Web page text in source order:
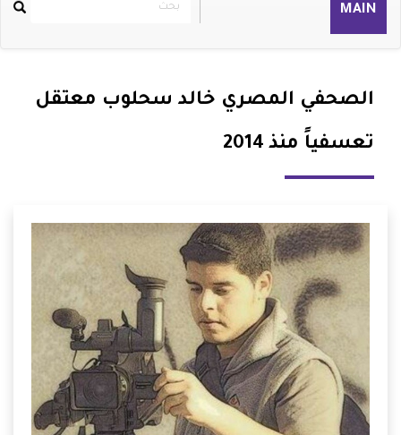
MAIN
Rechercher
بحث
الصحفي المصري خالد سحلوب معتقل
تعسفياً منذ 2014